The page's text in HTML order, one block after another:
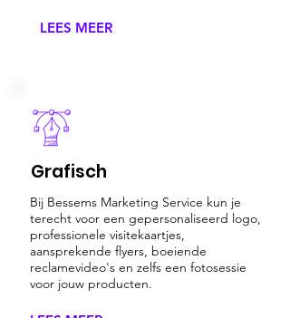
LEES MEER
Grafisch
Bij Bessems Marketing Service kun je
terecht voor een gepersonaliseerd logo,
professionele visitekaartjes,
aansprekende flyers, boeiende
reclamevideo's en zelfs een fotosessie
voor jouw producten.